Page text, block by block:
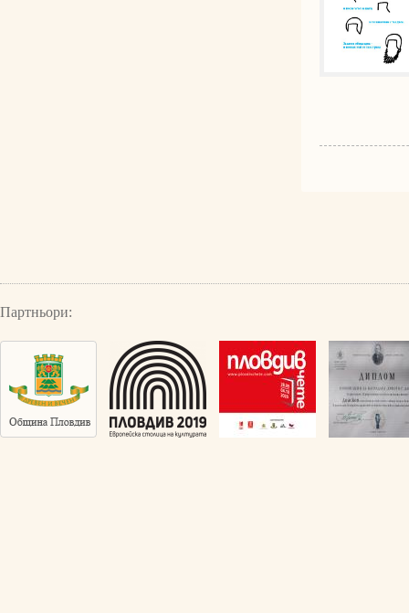
Партньори: